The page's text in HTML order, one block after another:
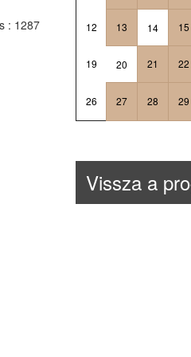
: 1287 12 13 14 15
19 20 21 22
26 27 28 29
Vissza a